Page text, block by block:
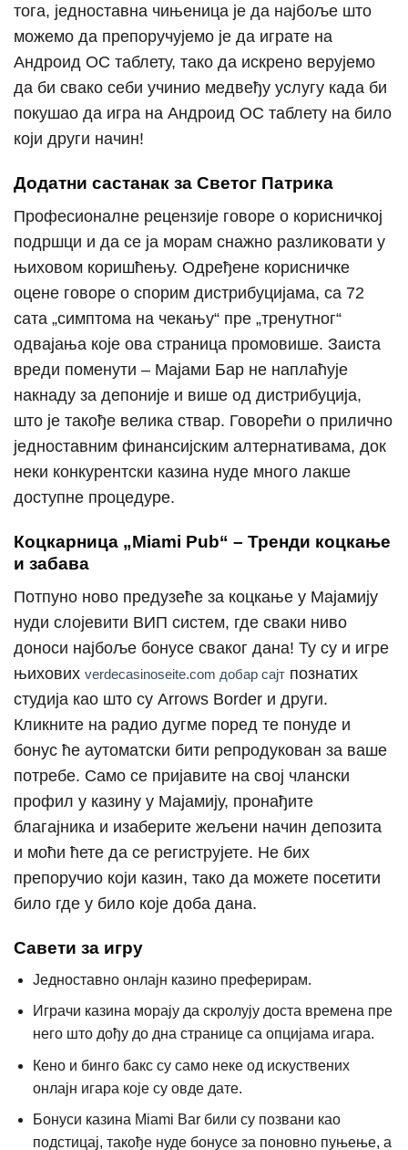
тога, једноставна чињеница је да најбоље што
можемо да препоручујемо је да играте на
Андроид ОС таблету, тако да искрено верујемо
да би свако себи учинио медвеђу услугу када би
покушао да игра на Андроид ОС таблету на било
који други начин!
Додатни састанак за Светог Патрика
Професионалне рецензије говоре о корисничкој
подршци и да се ја морам снажно разликовати у
њиховом коришћењу. Одређене корисничке
оцене говоре о спорим дистрибуцијама, са 72
сата „симптома на чекању“ пре „тренутног“
одвајања које ова страница промовише. Заиста
вреди поменути – Мајами Бар не наплаћује
накнаду за депоније и више од дистрибуција,
што је такође велика ствар. Говорећи о прилично
једноставним финансијским алтернативама, док
неки конкурентски казина нуде много лакше
доступне процедуре.
Коцкарница „Miami Pub“ – Тренди коцкање
и забава
Потпуно ново предузеће за коцкање у Мајамију
нуди слојевити ВИП систем, где сваки ниво
доноси најбоље бонусе сваког дана! Ту су и игре
њихових verdecasinoseite.com добар сајт познатих
студија као што су Arrows Border и други.
Кликните на радио дугме поред те понуде и
бонус ће аутоматски бити репродукован за ваше
потребе. Само се пријавите на свој члански
профил у казину у Мајамију, пронађите
благајника и изаберите жељени начин депозита
и моћи ћете да се региструјете. Не бих
препоручио који казин, тако да можете посетити
било где у било које доба дана.
Савети за игру
Једноставно онлајн казино преферирам.
Играчи казина морају да скролују доста времена пре
него што дођу до дна странице са опцијама игара.
Кено и бинго бакс су само неке од искуствених
онлајн игара које су овде дате.
Бонуси казина Miami Bar били су позвани као
подстицај, такође нуде бонусе за поновно пуњење, а